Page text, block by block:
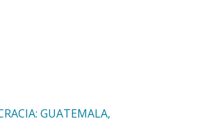
GUATEMALA,